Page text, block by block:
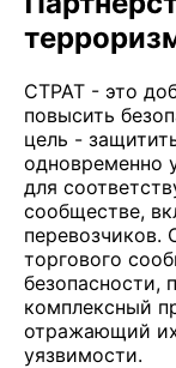
CTPAT - это
повысить
цель -
одновременно
для
сообществе,
перевозчиков.
торгового
безопасности,
комплексный
отражающий
уязвимости.